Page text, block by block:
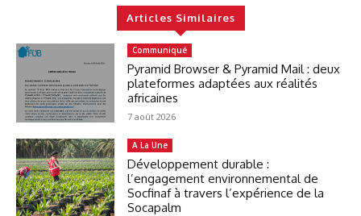
Articles Similaires
Communiqué
Pyramid Browser & Pyramid Mail : deux
plateformes adaptées aux réalités
africaines
7 août 2026
A La Une
Développement durable :
l’engagement environnemental de
Socfinaf à travers l’expérience de la
Socapalm